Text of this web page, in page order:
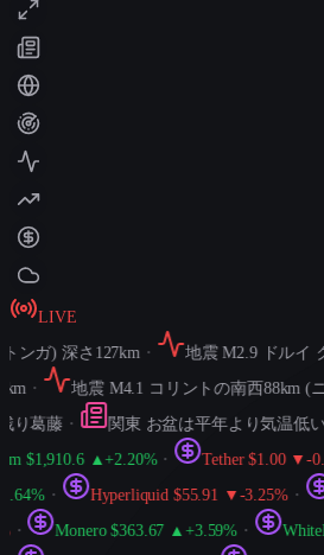
LIVE
ガ) 深さ127km・ 地震 M2.9 ドルイ ク
・ 地震 M4.1 コリントの南西88km (ニ
葛藤・ 関東 お盆は平年より気温低い予
$1,910.6 ▲+2.20%・ Tether $1.00 ▼-
・ Hyperliquid $55.91 ▼-3.25%・
Monero $363.67 ▲+3.59%・